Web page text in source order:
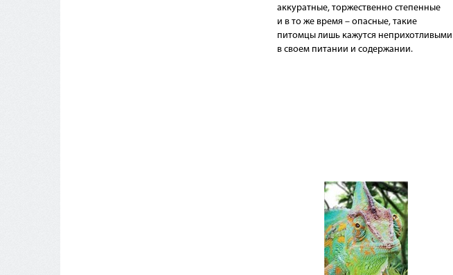
аккуратные, торжественно степенные
и в то же время – опасные, такие
питомцы лишь кажутся неприхотливыми
в своем питании и содержании.